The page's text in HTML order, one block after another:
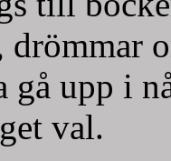
drömmar
upp i
val.